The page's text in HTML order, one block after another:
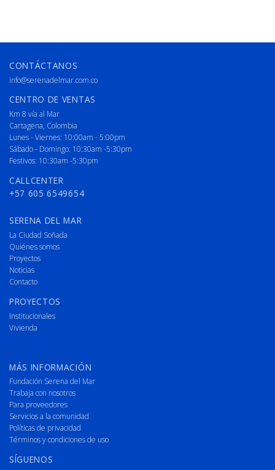
CONTÁCTANOS
info@serenadelmar.com.co
CENTRO DE VENTAS
Km 8 vía al Mar
Cartagena, Colombia
Lunes - Viernes: 10:00am - 5:00pm
Sábado - Domingo: 10:30am -5:30pm
Festivos: 10:30am -5:30pm
CALLCENTER
+57 605 6549654
SERENA DEL MAR
La Ciudad Soñada
Quiénes somos
Proyectos
Noticias
Contacto
PROYECTOS
Institucionales
Vivienda
MÁS INFORMACIÓN
Fundación Serena del Mar
Trabaja con nosotros
Para proveedores
Servicios a la comunidad
Políticas de privacidad
Términos y condiciones de uso
SÍGUENOS